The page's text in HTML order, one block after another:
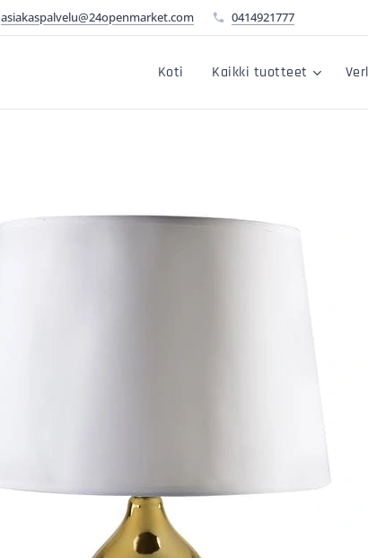
asiakaspalvelu@24openmarket.com 0414921777
Koti Kaikki tuotteet